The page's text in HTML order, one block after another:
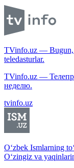
TVinfo.uz — Bugun,
teledasturlar.
TVinfo.uz —
неделю.
tvinfo.uz
O‘zbek Ismlarning
O‘zingiz va